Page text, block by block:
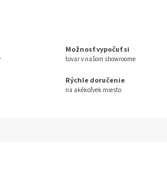
Možnosť vypočuť si
tovar v našom showroome
Rýchle doručenie
na akékoľvek miesto